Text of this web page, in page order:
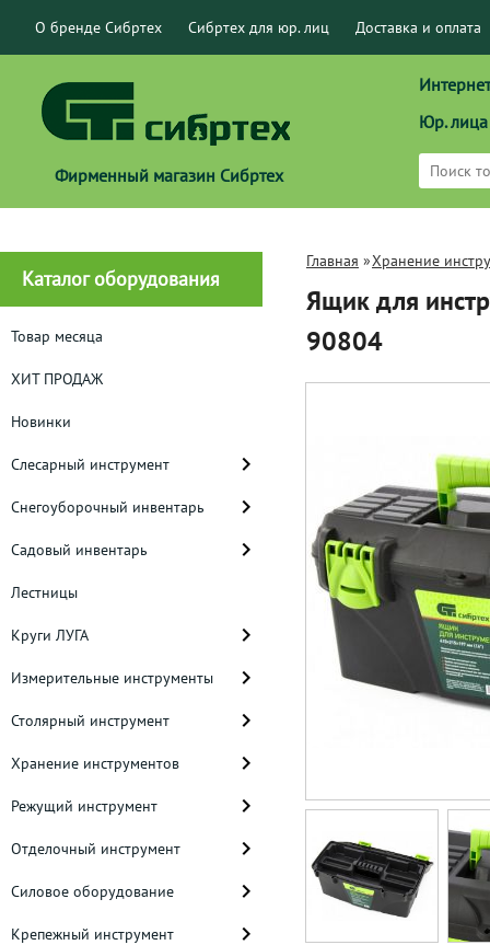
О бренде Сибртех Сибртех для юр. лиц Доставка и оплата
Фирменный магазин Сибртех
Юр. лица
Каталог оборудования
Товар месяца
ХИТ ПРОДАЖ
Новинки
Слесарный инструмент
Снегоуборочный инвентарь
Садовый инвентарь
Лестницы
Круги ЛУГА
Измерительные инструменты
Столярный инструмент
Хранение инструментов
Режущий инструмент
Отделочный инструмент
Силовое оборудование
Крепежный инструмент
Главная »Хранение
Ящик для
90804